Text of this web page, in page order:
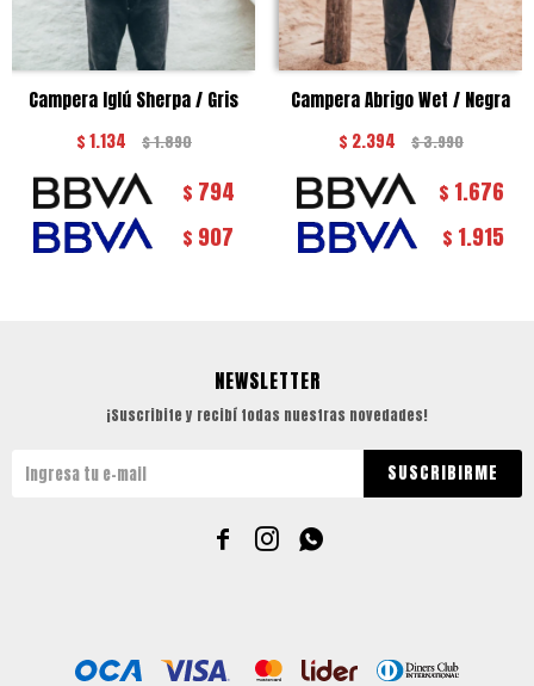
Campera Iglú Sherpa / Gris
$1.134 $1.890
$ 794
$ 907
Campera Abrigo Wet / Negra
$ 2.394 $3.990
$ 1.676
$ 1.915
NEWSLETTER
¡Suscribite y recibí todas nuestras novedades!
SUSCRIBIRME
  